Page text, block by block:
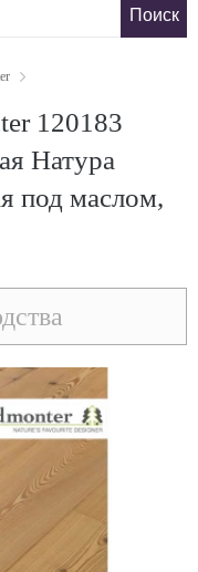
120183
Натура
под маслом,